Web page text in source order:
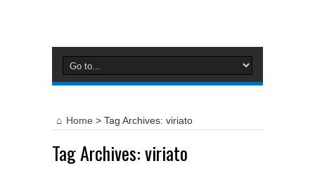
Home > Tag Archives: viriato
Tag Archives:viriato